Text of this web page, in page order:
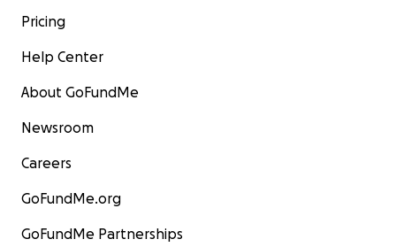
Pricing
Help Center
About GoFundMe
Newsroom
Careers
GoFundMe.org
GoFundMe Partnerships